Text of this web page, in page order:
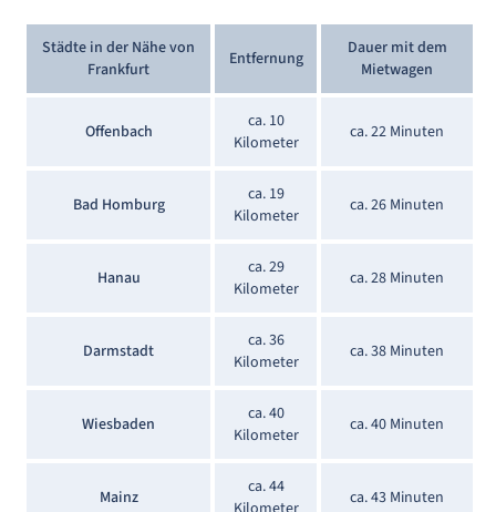
Städte in der Nähe von
Frankfurt
Entfernung
Dauer mit dem
Mietwagen
Offenbach
ca. 10
Kilometer
ca. 22 Minuten
Bad Homburg
ca. 19
Kilometer
ca. 26 Minuten
Hanau
ca. 29
Kilometer
ca. 28 Minuten
Darmstadt
ca. 36
Kilometer
ca. 38 Minuten
Wiesbaden
ca. 40
Kilometer
ca. 40 Minuten
Mainz
ca. 44
ca. 43 Minuten